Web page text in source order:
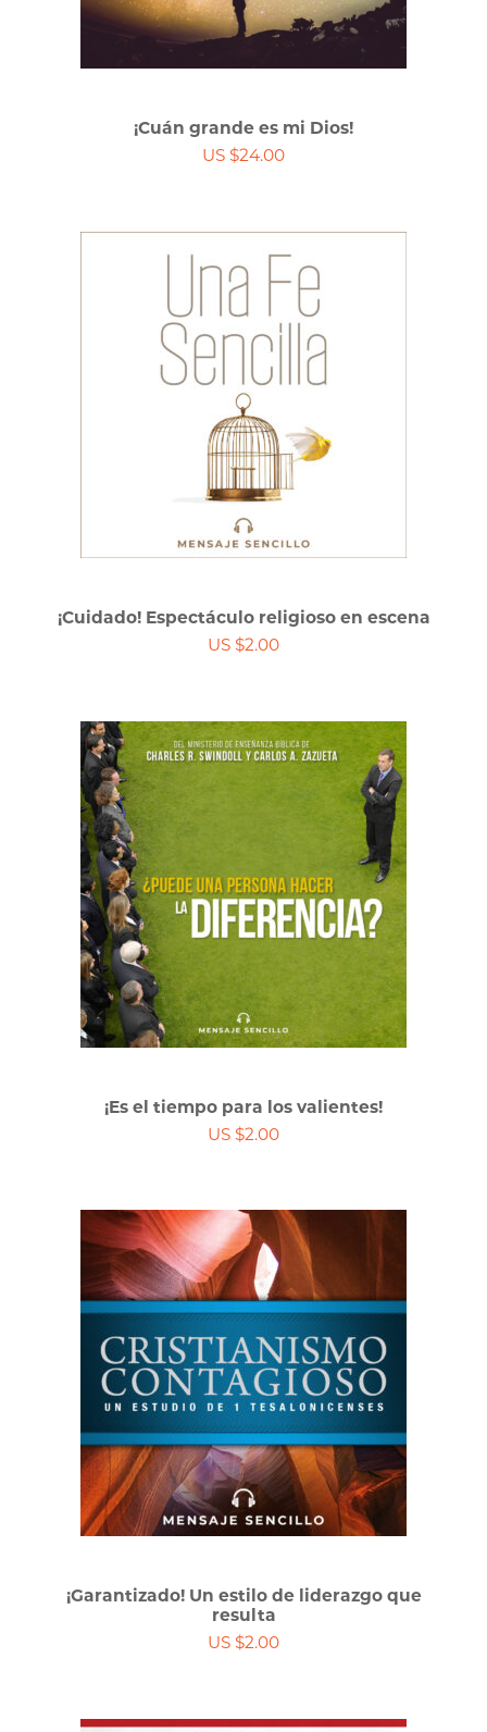
¡Cuán grande es mi Dios!
US $24.00
¡Cuidado! Espectáculo religioso en escena
US $2.00
¡Es el tiempo para los valientes!
US $2.00
¡Garantizado! Un estilo de liderazgo que
resulta
US $2.00